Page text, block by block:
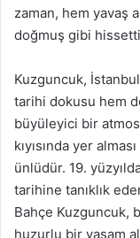
zaman, hem yavaş
doğmuş gibi
Kuzguncuk,
tarihi dokusu hem
büyüleyici bir
kıyısında yer
ünlüdür. 19.
tarihine tanıklık
Bahçe Kuzguncuk,
huzurlu bir yaşam